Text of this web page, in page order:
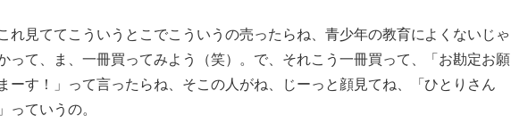
れ見ててこういうとこでこういうの売ったらね、青少年の教育によくないじゃ
って、ま、一冊買ってみよう（笑）。で、それこう一冊買って、「お勘定お願
ーす！」って言ったらね、そこの人がね、じーっと顔見てね、「ひとりさん
っていうの。